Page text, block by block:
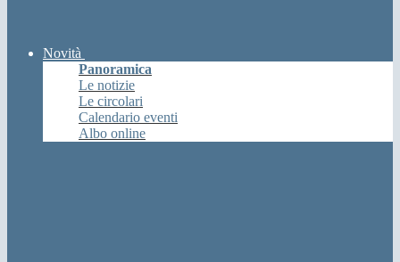
Novità
Panoramica
Le notizie
Le circolari
Calendario eventi
Albo online